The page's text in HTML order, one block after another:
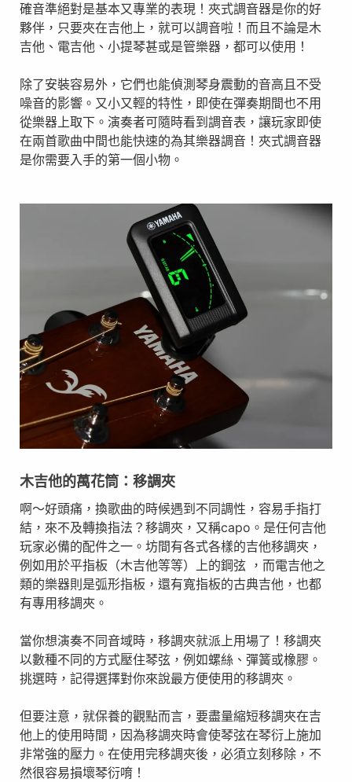
確音準絕對是基本又專業的表現！夾式調音器是你的好
夥伴，只要夾在吉他上，就可以調音啦！而且不論是木
吉他、電吉他、小提琴甚或是管樂器，都可以使用！
除了安裝容易外，它們也能偵測琴身震動的音高且不受
噪音的影響。又小又輕的特性，即使在彈奏期間也不用
從樂器上取下。演奏者可隨時看到調音表，讓玩家即使
在兩首歌曲中間也能快速的為其樂器調音！夾式調音器
是你需要入手的第一個小物。
木吉他的萬花筒：移調夾
啊～好頭痛，換歌曲的時候遇到不同調性，容易手指打
結，來不及轉換指法？移調夾，又稱capo。是任何吉他
玩家必備的配件之一。坊間有各式各樣的吉他移調夾，
例如用於平指板（木吉他等等）上的鋼弦 ，而電吉他之
類的樂器則是弧形指板，還有寬指板的古典吉他，也都
有專用移調夾。
當你想演奏不同音域時，移調夾就派上用場了！移調夾
以數種不同的方式壓住琴弦，例如螺絲、彈簧或橡膠。
挑選時，記得選擇對你來說最方便使用的移調夾。
但要注意，就保養的觀點而言，要盡量縮短移調夾在吉
他上的使用時間，因為移調夾時會使琴弦在琴衍上施加
非常強的壓力。在使用完移調夾後，必須立刻移除，不
然很容易損壞琴衍唷！